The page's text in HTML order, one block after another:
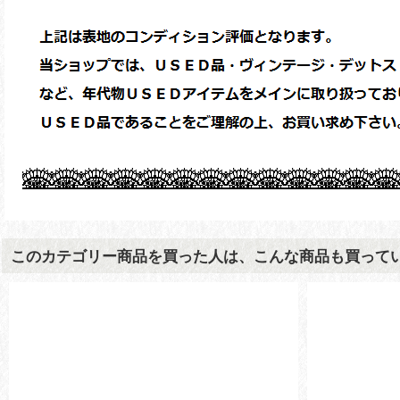
このカテゴリー商品を買った人は、こんな商品も買って